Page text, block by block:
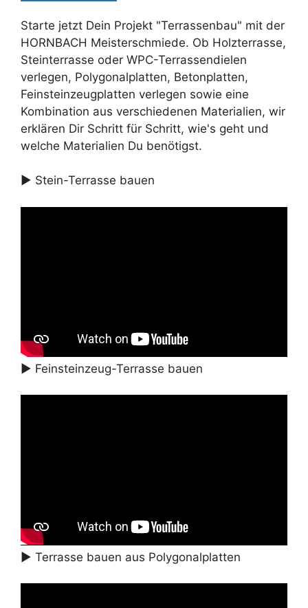
Starte jetzt Dein Projekt "Terrassenbau" mit der
HORNBACH Meisterschmiede. Ob Holzterrasse,
Steinterrasse oder WPC-Terrassendielen
verlegen, Polygonalplatten, Betonplatten,
Feinsteinzeugplatten verlegen sowie eine
Kombination aus verschiedenen Materialien, wir
erklären Dir Schritt für Schritt, wie's geht und
welche Materialien Du benötigst.
► Stein-Terrasse bauen
► Feinsteinzeug-Terrasse bauen
► Terrasse bauen aus Polygonalplatten